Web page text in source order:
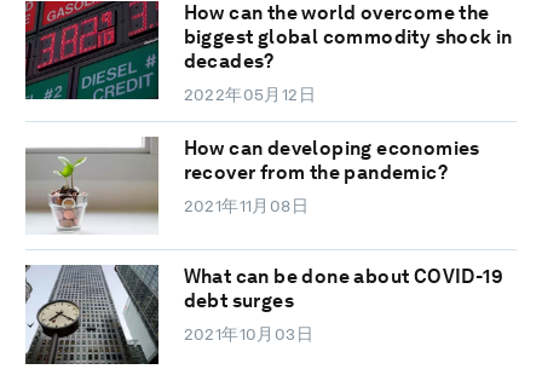
How can the world overcome the
biggest global commodity shock in
decades?
2022年05月12日
How can developing economies
recover from the pandemic?
2021年11月08日
What can be done about COVID-19
debt surges
2021年10月03日